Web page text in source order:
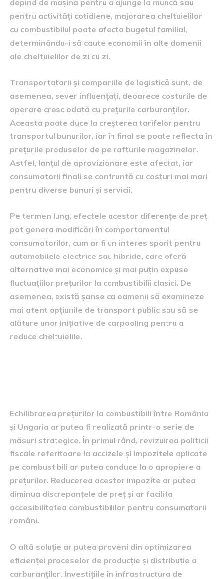
depind de mașină pentru a ajunge la muncă sau
pentru activități cotidiene, majorarea cheltuielilor
cu combustibilul poate afecta bugetul familial,
determinându-i să caute economii în alte domenii
ale cheltuielilor de zi cu zi.
Transportatorii și companiile de logistică sunt, de
asemenea, sever influențați, deoarece costurile de
operare cresc odată cu prețurile carburanților.
Aceasta poate duce la creșterea tarifelor pentru
transportul bunurilor, iar în final se poate reflecta în
prețurile produselor de pe rafturile magazinelor.
Astfel, lanțul de aprovizionare este afectat, iar
consumatorii finali se confruntă cu costuri mai mari
pentru diverse bunuri și servicii.
Pe termen lung, efectele acestor diferențe de preț
pot genera modificări în comportamentul
consumatorilor, cum ar fi un interes sporit pentru
automobilele electrice sau hibride, care oferă
alternative mai economice și mai puțin expuse
fluctuațiilor prețurilor la combustibilii clasici. De
asemenea, există șanse ca oamenii să examineze
mai atent opțiunile de transport public sau să se
alăture unor inițiative de carpooling pentru a
reduce cheltuielile.
Echilibrarea prețurilor la combustibili între România
și Ungaria ar putea fi realizată printr-o serie de
măsuri strategice. În primul rând, revizuirea politicii
fiscale referitoare la accizele și impozitele aplicate
pe combustibili ar putea conduce la o apropiere a
prețurilor. Reducerea acestor impozite ar putea
diminua discrepanțele de preț și ar facilita
accesibilitatea combustibililor pentru consumatorii
români.
O altă soluție ar putea proveni din optimizarea
eficienței proceselor de producție și distribuție a
carburanților. Investițiile în infrastructura de